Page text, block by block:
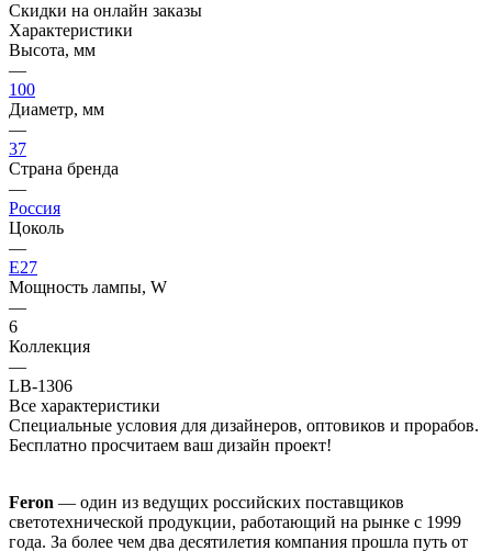
Скидки на онлайн заказы
Характеристики
Высота, мм
—
100
Диаметр, мм
—
37
Страна бренда
—
Россия
Цоколь
—
E27
Мощность лампы, W
—
6
Коллекция
—
LB-1306
Все характеристики
Специальные условия для дизайнеров, оптовиков и прорабов.
Бесплатно просчитаем ваш дизайн проект!
Feron — один из ведущих российских поставщиков
светотехнической продукции, работающий на рынке с 1999
года. За более чем два десятилетия компания прошла путь от